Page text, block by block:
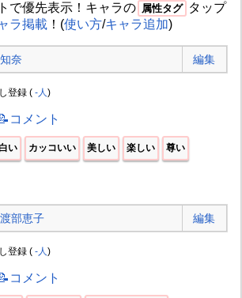
で優先表示！キャラの 属性タグ
タップ
ラ掲載！(使い方/キャラ追加)
奈 編集
登録 ( -人)
📝コメント
い カッコいい 美しい 楽しい 尊い
渡部恵子 編集
登録 ( -人)
📝コメント